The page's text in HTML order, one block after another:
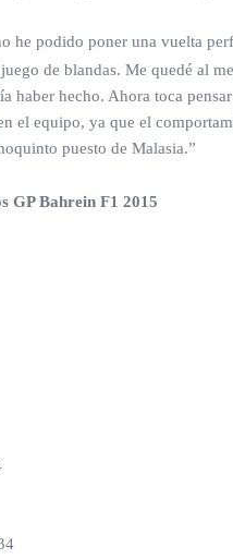
he podido poner una vuelta
de blandas. Me quedé al
hecho. Ahora toca
el equipo, ya que el
puesto de Malasia.”
GP Bahrein F1 2015